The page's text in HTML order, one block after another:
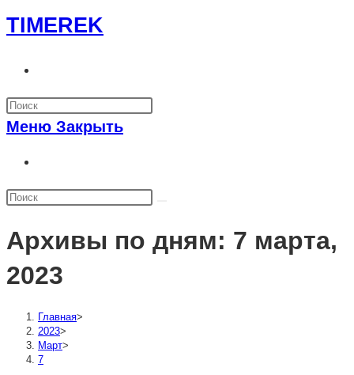
Перейти
к
TIMEREK
по
веб-
Меню Закрыть
по
сайту
Архивы по дням: 7 марта,
2023
Главная>
2023>
Март>
7